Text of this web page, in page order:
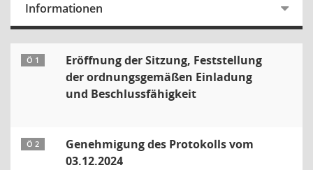
Informationen
Ö 1
Eröffnung der Sitzung, Feststellung
der ordnungsgemäßen Einladung
und Beschlussfähigkeit
Ö 2
Genehmigung des Protokolls vom
03.12.2024